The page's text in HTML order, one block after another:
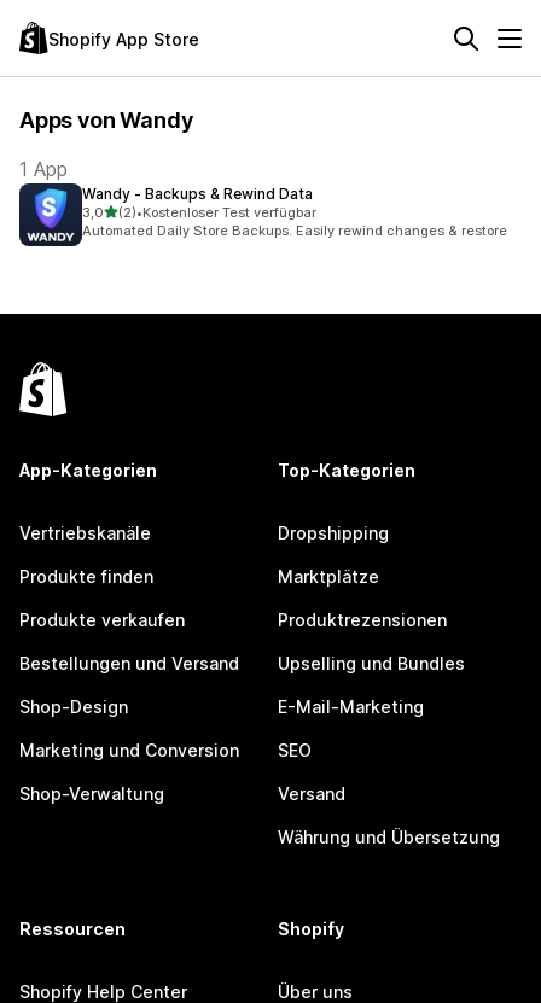
Shopify App Store
Apps von Wandy
1 App
Wandy ‑ Backups & Rewind Data
3,0von 5 Sternen
(2)
2 Rezensionen insgesamt
•Kostenloser Test verfügbar
Automated Daily Store Backups. Easily rewind changes & restore
App-Kategorien
Vertriebskanäle
Produkte finden
Produkte verkaufen
Bestellungen und Versand
Shop-Design
Marketing und Conversion
Shop-Verwaltung
Top-Kategorien
Dropshipping
Marktplätze
Produktrezensionen
Upselling und Bundles
E-Mail-Marketing
SEO
Versand
Währung und Übersetzung
Ressourcen
Shopify Help Center
Shopify
Über uns